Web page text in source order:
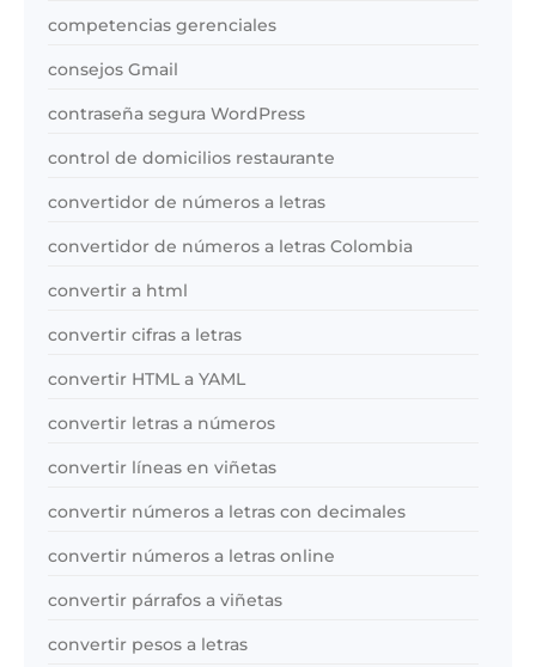
competencias gerenciales
consejos Gmail
contraseña segura WordPress
control de domicilios restaurante
convertidor de números a letras
convertidor de números a letras Colombia
convertir a html
convertir cifras a letras
convertir HTML a YAML
convertir letras a números
convertir líneas en viñetas
convertir números a letras con decimales
convertir números a letras online
convertir párrafos a viñetas
convertir pesos a letras